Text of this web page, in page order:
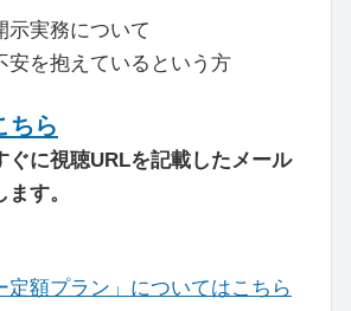
示実務について
安を抱えているという方
ちら
に視聴URLを記載したメール
す。
定額プラン」についてはこちら